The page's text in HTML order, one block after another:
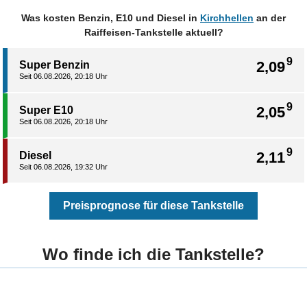
Was kosten Benzin, E10 und Diesel in Kirchhellen an der
Raiffeisen-Tankstelle aktuell?
2,099
Super Benzin
Seit 06.08.2026, 20:18 Uhr
2,059
Super E10
Seit 06.08.2026, 20:18 Uhr
2,119
Diesel
Seit 06.08.2026, 19:32 Uhr
Preisprognose für diese Tankstelle
Wo finde ich die Tankstelle?